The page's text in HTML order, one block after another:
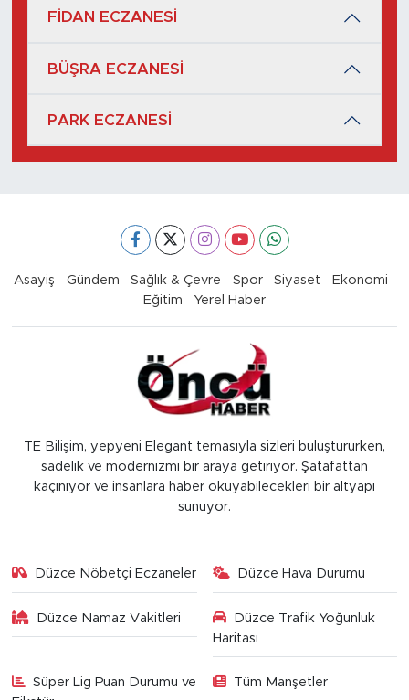
FİDAN ECZANESİ
BÜŞRA ECZANESİ
PARK ECZANESİ
Asayiş Gündem Sağlık & Çevre Spor Siyaset
Ekonomi
Eğitim
Yerel Haber
TE Bilişim, yepyeni Elegant temasıyla sizleri buluştururken,
sadelik ve modernizmi bir araya getiriyor. Şatafattan
kaçınıyor ve insanlara haber okuyabilecekleri bir altyapı
sunuyor.
Düzce Nöbetçi Eczaneler Düzce Hava Durumu
Düzce Namaz Vakitleri
Düzce Trafik Yoğunluk
Haritası
Süper Lig Puan Durumu ve
Tüm Manşetler